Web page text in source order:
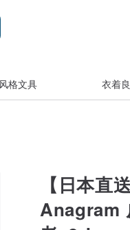
风格文具 衣着
【日本直
Anagram